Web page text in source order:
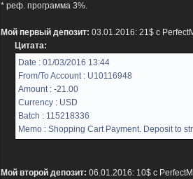
* реф. программа 3%.
Мой первый депозит: 03.01.2016: 21$ с
Цитата:
Date : 01/03/2016 13:44
From/To Account : U10116948
Amount : -21.00
Currency : USD
Batch : 115218336
Memo : Shopping Cart Payment. Deposit to
Мой второй депозит: 06.01.2016: 10$ с